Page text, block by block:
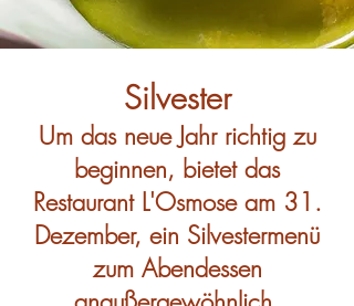
Silvester
Um das neue Jahr richtig zu
beginnen, bietet das
Restaurant L'Osmose am 31.
Dezember, ein Silvestermenü
zum Abendessen